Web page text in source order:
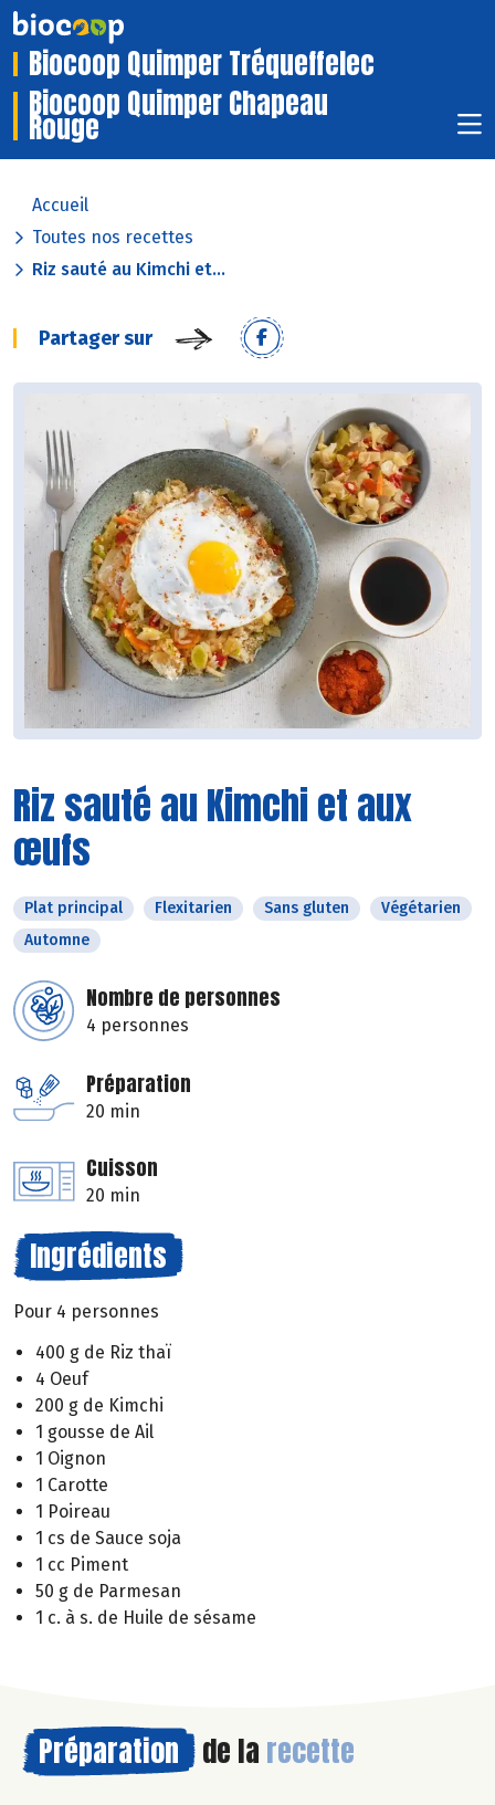
Biocoop Quimper Tréqueffelec
Biocoop Quimper Chapeau
Rouge
Accueil
Toutes nos recettes
Riz sauté au Kimchi et...
Partager sur
Riz sauté au Kimchi et aux
œufs
Plat principal Flexitarien Sans gluten
Végétarien
Automne
Nombre de personnes
4 personnes
Préparation
20 min
Cuisson
20 min
Ingrédients
Pour 4 personnes
400 g de Riz thaï
4 Oeuf
200 g de Kimchi
1 gousse de Ail
1 Oignon
1 Carotte
1 Poireau
1 cs de Sauce soja
1 cc Piment
50 g de Parmesan
1 c. à s. de Huile de sésame
Préparation de la recette